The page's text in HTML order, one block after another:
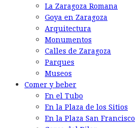
La Zaragoza Romana
Goya en Zaragoza
Arquitectura
Monumentos
Calles de Zaragoza
Parques
Museos
Comer y beber
En el Tubo
En la Plaza de los Sitios
En la Plaza San Francisco